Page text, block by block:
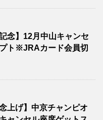
念】12月中山キャンセ
ト※JRAカード会員切
上げ】中京チャンピオ